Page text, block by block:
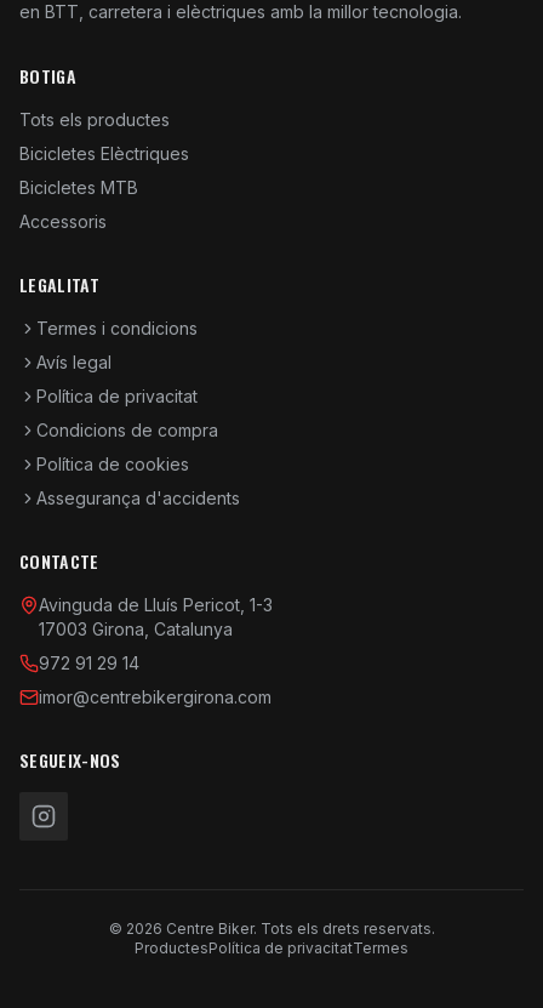
en BTT, carretera i elèctriques amb la millor tecnologia.
BOTIGA
Tots els productes
Bicicletes Elèctriques
Bicicletes MTB
Accessoris
LEGALITAT
Termes i condicions
Avís legal
Política de privacitat
Condicions de compra
Política de cookies
Assegurança d'accidents
CONTACTE
Avinguda de Lluís Pericot, 1-3
17003 Girona, Catalunya
972 91 29 14
imor@centrebikergirona.com
SEGUEIX-NOS
© 2026 Centre Biker. Tots els drets reservats.
ProductesPolítica de privacitatTermes